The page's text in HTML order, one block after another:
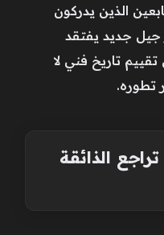
الذين يدركون
جيل جديد يفتقد
تقييم تاريخ فني لا
تطوره.
الذائقة